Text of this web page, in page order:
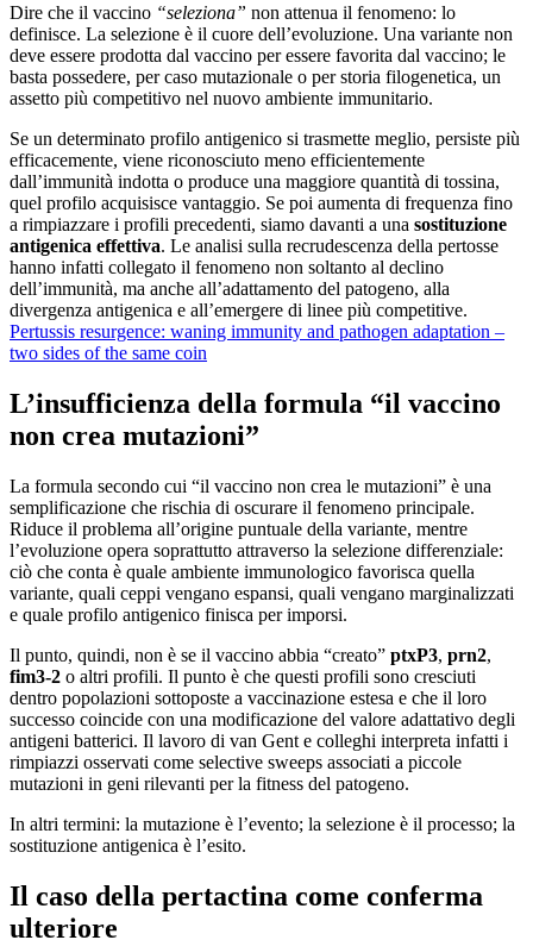
Dire che il vaccino “seleziona” non attenua il fenomeno: lo
definisce. La selezione è il cuore dell’evoluzione. Una variante non
deve essere prodotta dal vaccino per essere favorita dal vaccino; le
basta possedere, per caso mutazionale o per storia filogenetica, un
assetto più competitivo nel nuovo ambiente immunitario.
Se un determinato profilo antigenico si trasmette meglio, persiste più
efficacemente, viene riconosciuto meno efficientemente
dall’immunità indotta o produce una maggiore quantità di tossina,
quel profilo acquisisce vantaggio. Se poi aumenta di frequenza fino
a rimpiazzare i profili precedenti, siamo davanti a una sostituzione
antigenica effettiva. Le analisi sulla recrudescenza della pertosse
hanno infatti collegato il fenomeno non soltanto al declino
dell’immunità, ma anche all’adattamento del patogeno, alla
divergenza antigenica e all’emergere di linee più competitive.
Pertussis resurgence: waning immunity and pathogen adaptation –
two sides of the same coin
L’insufficienza della formula “il vaccino
non crea mutazioni”
La formula secondo cui “il vaccino non crea le mutazioni” è una
semplificazione che rischia di oscurare il fenomeno principale.
Riduce il problema all’origine puntuale della variante, mentre
l’evoluzione opera soprattutto attraverso la selezione differenziale:
ciò che conta è quale ambiente immunologico favorisca quella
variante, quali ceppi vengano espansi, quali vengano marginalizzati
e quale profilo antigenico finisca per imporsi.
Il punto, quindi, non è se il vaccino abbia “creato” ptxP3, prn2,
fim3-2 o altri profili. Il punto è che questi profili sono cresciuti
dentro popolazioni sottoposte a vaccinazione estesa e che il loro
successo coincide con una modificazione del valore adattativo degli
antigeni batterici. Il lavoro di van Gent e colleghi interpreta infatti i
rimpiazzi osservati come selective sweeps associati a piccole
mutazioni in geni rilevanti per la fitness del patogeno.
In altri termini: la mutazione è l’evento; la selezione è il processo; la
sostituzione antigenica è l’esito.
Il caso della pertactina come conferma
ulteriore